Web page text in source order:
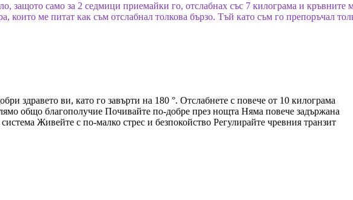
защото само за 2 седмици приемайки го, отслабнах със 7 килограма и кръвните
които ме питат как съм отслабнал толкова бързо. Тъй като съм го препоръчал
здравето ви, като го завърти на 180 °. Отслабнете с повече от 10 килограма
общо благополучие Почивайте по-добре през нощта Няма повече задържана
Живейте с по-малко стрес и безпокойство Регулирайте чревния транзит